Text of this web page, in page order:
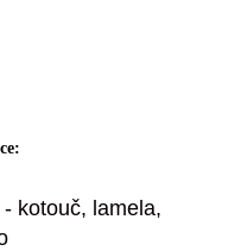
kotouč, lamela,